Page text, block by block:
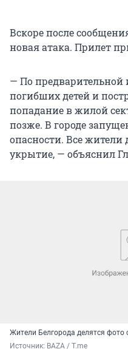
Вскоре после
новая атака. Прилет
— По предварительной
погибших детей и
попадание в жилой
позже. В городе
опасности. Все
укрытие, — объяснил
Жители Белгорода делятся фото
Источник: BAZA / T.me